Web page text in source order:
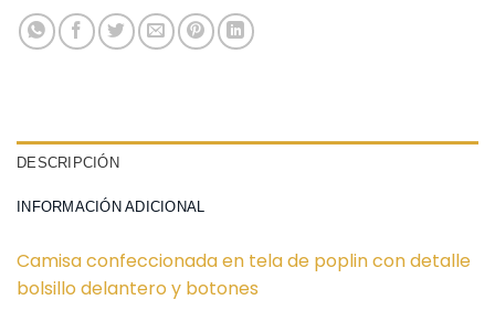
DESCRIPCIÓN
INFORMACIÓN ADICIONAL
Camisa confeccionada en tela de poplin con detalle
bolsillo delantero y botones